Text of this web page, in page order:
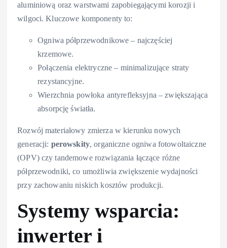
aluminiową oraz warstwami zapobiegającymi korozji i
wilgoci. Kluczowe komponenty to:
Ogniwa półprzewodnikowe – najczęściej
krzemowe.
Połączenia elektryczne – minimalizujące straty
rezystancyjne.
Wierzchnia powłoka antyrefleksyjna – zwiększająca
absorpcję światła.
Rozwój materiałowy zmierza w kierunku nowych
generacji: perowskity, organiczne ogniwa fotowoltaiczne
(OPV) czy tandemowe rozwiązania łączące różne
półprzewodniki, co umożliwia zwiększenie wydajności
przy zachowaniu niskich kosztów produkcji.
Systemy wsparcia:
inwerter i